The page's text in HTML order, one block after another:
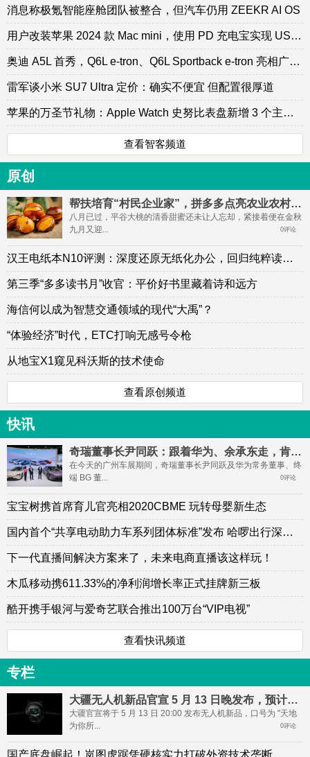
消息称极氪智能座舱团队被整合，但汽车仍用 ZEEKR AI OS
用户改装苹果 2024 款 Mac mini，使用 PD 充电宝实现 USB-C 供电
奥迪 A5L 首秀，Q6L e-tron、Q6L Sportback e-tron 亮相广州车展
雷军谈小米 SU7 Ultra 定价：确实不便宜 但配置很厚道
苹果的万圣节礼物：Apple Watch 史努比表盘新增 3 个主题动画
查看智客频道
原创
帮扶培育“村民企业家”，拼多多点亮农业农村星星之火
八月已过，平谷大桃的清香甜蜜还未让人忘却，紧接着便在金秋
九月又迎...
0评论
汉王电纸本N10评测：深度还原无纸化办公，回归纯粹读写体验
第三季“多多读书月”收官：平价好书里藏着诗和远方
海信何以成为智慧交通领域的现代“大禹”？
“体验经济”时代，ETC打响无感号令枪
从地宝X1窥见科沃斯的技术使命
查看原创频道
快讯
奇瑞董事长尹同跃：跟着华为、余承东走，肯定成功
在今天的广州车展期间，奇瑞董事长尹同跃及华为常务董事、终
端 BG 董...
0评论
宝宝树携首席育儿官亮相2020CBME 玩转母婴新生态
国内首个“共享电动助力车系列团体标准”发布 哈啰出行深度参与
下一代直播间解决方案来了，未来电商直播该这样玩！
木瓜移动携611.33%的净利润增长率正式挂牌新三板
酷开携手银河与爱奇艺联合推出100万台“VIP电视”
查看快讯频道
专栏
大疆无人机新品官宣 5 月 13 日晚发布，预计为 Mavic 4 Pro
大疆官宣将于 5 月 13 日 20:00 发布无人机新品，口号为 "天地
为你所...
0评论
国产底盘崛起！岚图虎踞凭硬核实力打破外资技术垄断